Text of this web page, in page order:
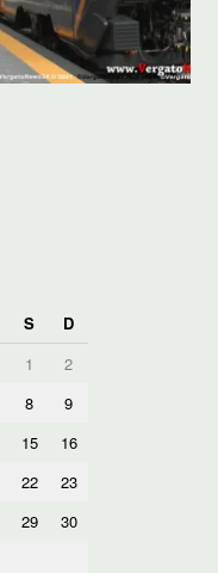
S
D
1
2
8
9
15
16
22
23
29
30